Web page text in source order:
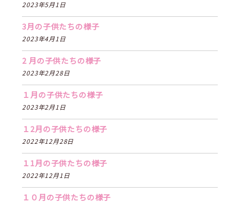
2023年5月1日
3月の子供たちの様子
2023年4月1日
2 月の子供たちの様子
2023年2月28日
１月の子供たちの様子
2023年2月1日
１2月の子供たちの様子
2022年12月28日
１1月の子供たちの様子
2022年12月1日
１０月の子供たちの様子